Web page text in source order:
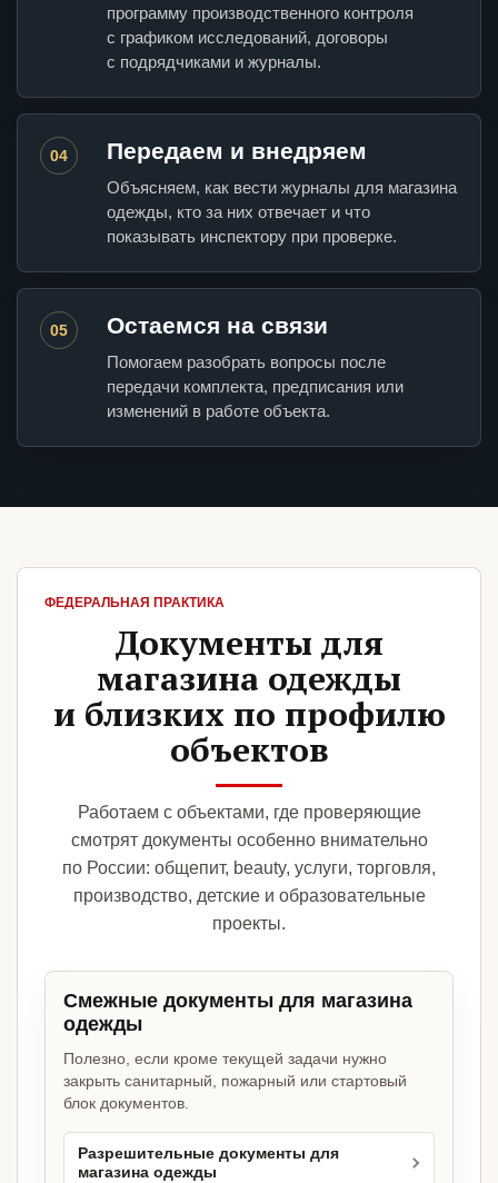
программу производственного контроля
с графиком исследований, договоры
с подрядчиками и журналы.
04 Передаем и внедряем
Объясняем, как вести журналы для магазина
одежды, кто за них отвечает и что
показывать инспектору при проверке.
05 Остаемся на связи
Помогаем разобрать вопросы после
передачи комплекта, предписания или
изменений в работе объекта.
ФЕДЕРАЛЬНАЯ ПРАКТИКА
Документы для
магазина одежды
и близких по профилю
объектов
Работаем с объектами, где проверяющие
смотрят документы особенно внимательно
по России: общепит, beauty, услуги, торговля,
производство, детские и образовательные
проекты.
Смежные документы для магазина
одежды
Полезно, если кроме текущей задачи нужно
закрыть санитарный, пожарный или стартовый
блок документов.
Разрешительные документы для
магазина одежды